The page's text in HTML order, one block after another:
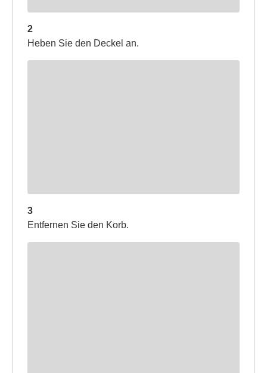
2
Heben Sie den Deckel an.
3
Entfernen Sie den Korb.